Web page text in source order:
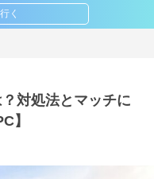
対処法とマッチに
】